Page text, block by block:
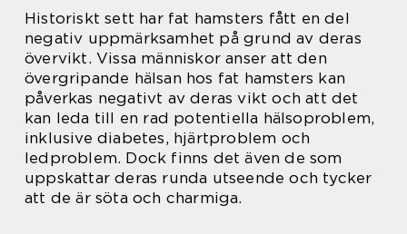
Historiskt sett har fat hamsters fått en del
negativ uppmärksamhet på grund av deras
övervikt. Vissa människor anser att den
övergripande hälsan hos fat hamsters kan
påverkas negativt av deras vikt och att det
kan leda till en rad potentiella hälsoproblem,
inklusive diabetes, hjärtproblem och
ledproblem. Dock finns det även de som
uppskattar deras runda utseende och tycker
att de är söta och charmiga.